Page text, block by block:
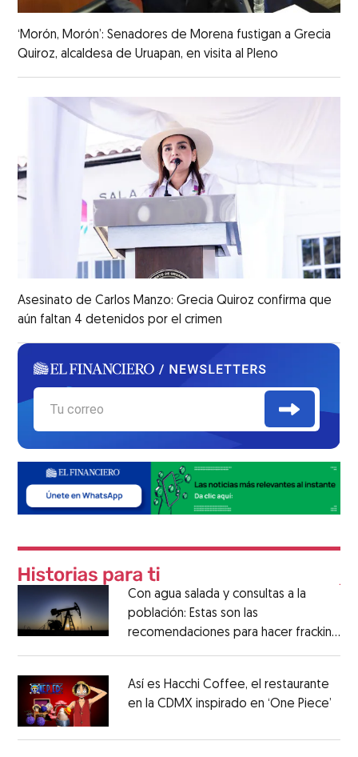
‘Morón, Morón’: Senadores de Morena fustigan a Grecia
Quiroz, alcaldesa de Uruapan, en visita al Pleno
Asesinato de Carlos Manzo: Grecia Quiroz confirma que
aún faltan 4 detenidos por el crimen
Con agua salada y consultas a la
población: Estas son las
recomendaciones para hacer fracking
en México
Así es Hacchi Coffee, el restaurante
en la CDMX inspirado en ‘One Piece’